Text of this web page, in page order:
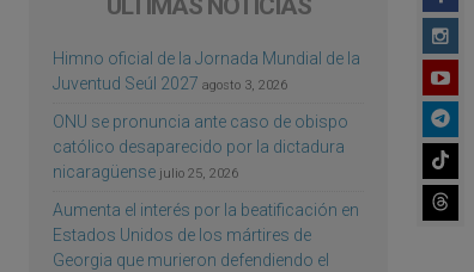
ÚLTIMAS NOTICIAS
Himno oficial de la Jornada Mundial de la
Juventud Seúl 2027 agosto 3, 2026
ONU se pronuncia ante caso de obispo
católico desaparecido por la dictadura
nicaragüense julio 25, 2026
Aumenta el interés por la beatificación en
Estados Unidos de los mártires de
Georgia que murieron defendiendo el